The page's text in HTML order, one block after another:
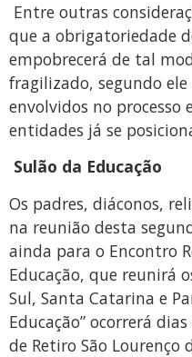
Entre outras
que a obrigatoriedade
empobrecerá de tal
fragilizado, segundo
envolvidos no processo
entidades já se
Sulão da Educação
Os padres, diáconos,
na reunião desta
ainda para o Encontro
Educação, que reunirá
Sul, Santa Catarina e
Educação” ocorrerá
de Retiro São Lourenço